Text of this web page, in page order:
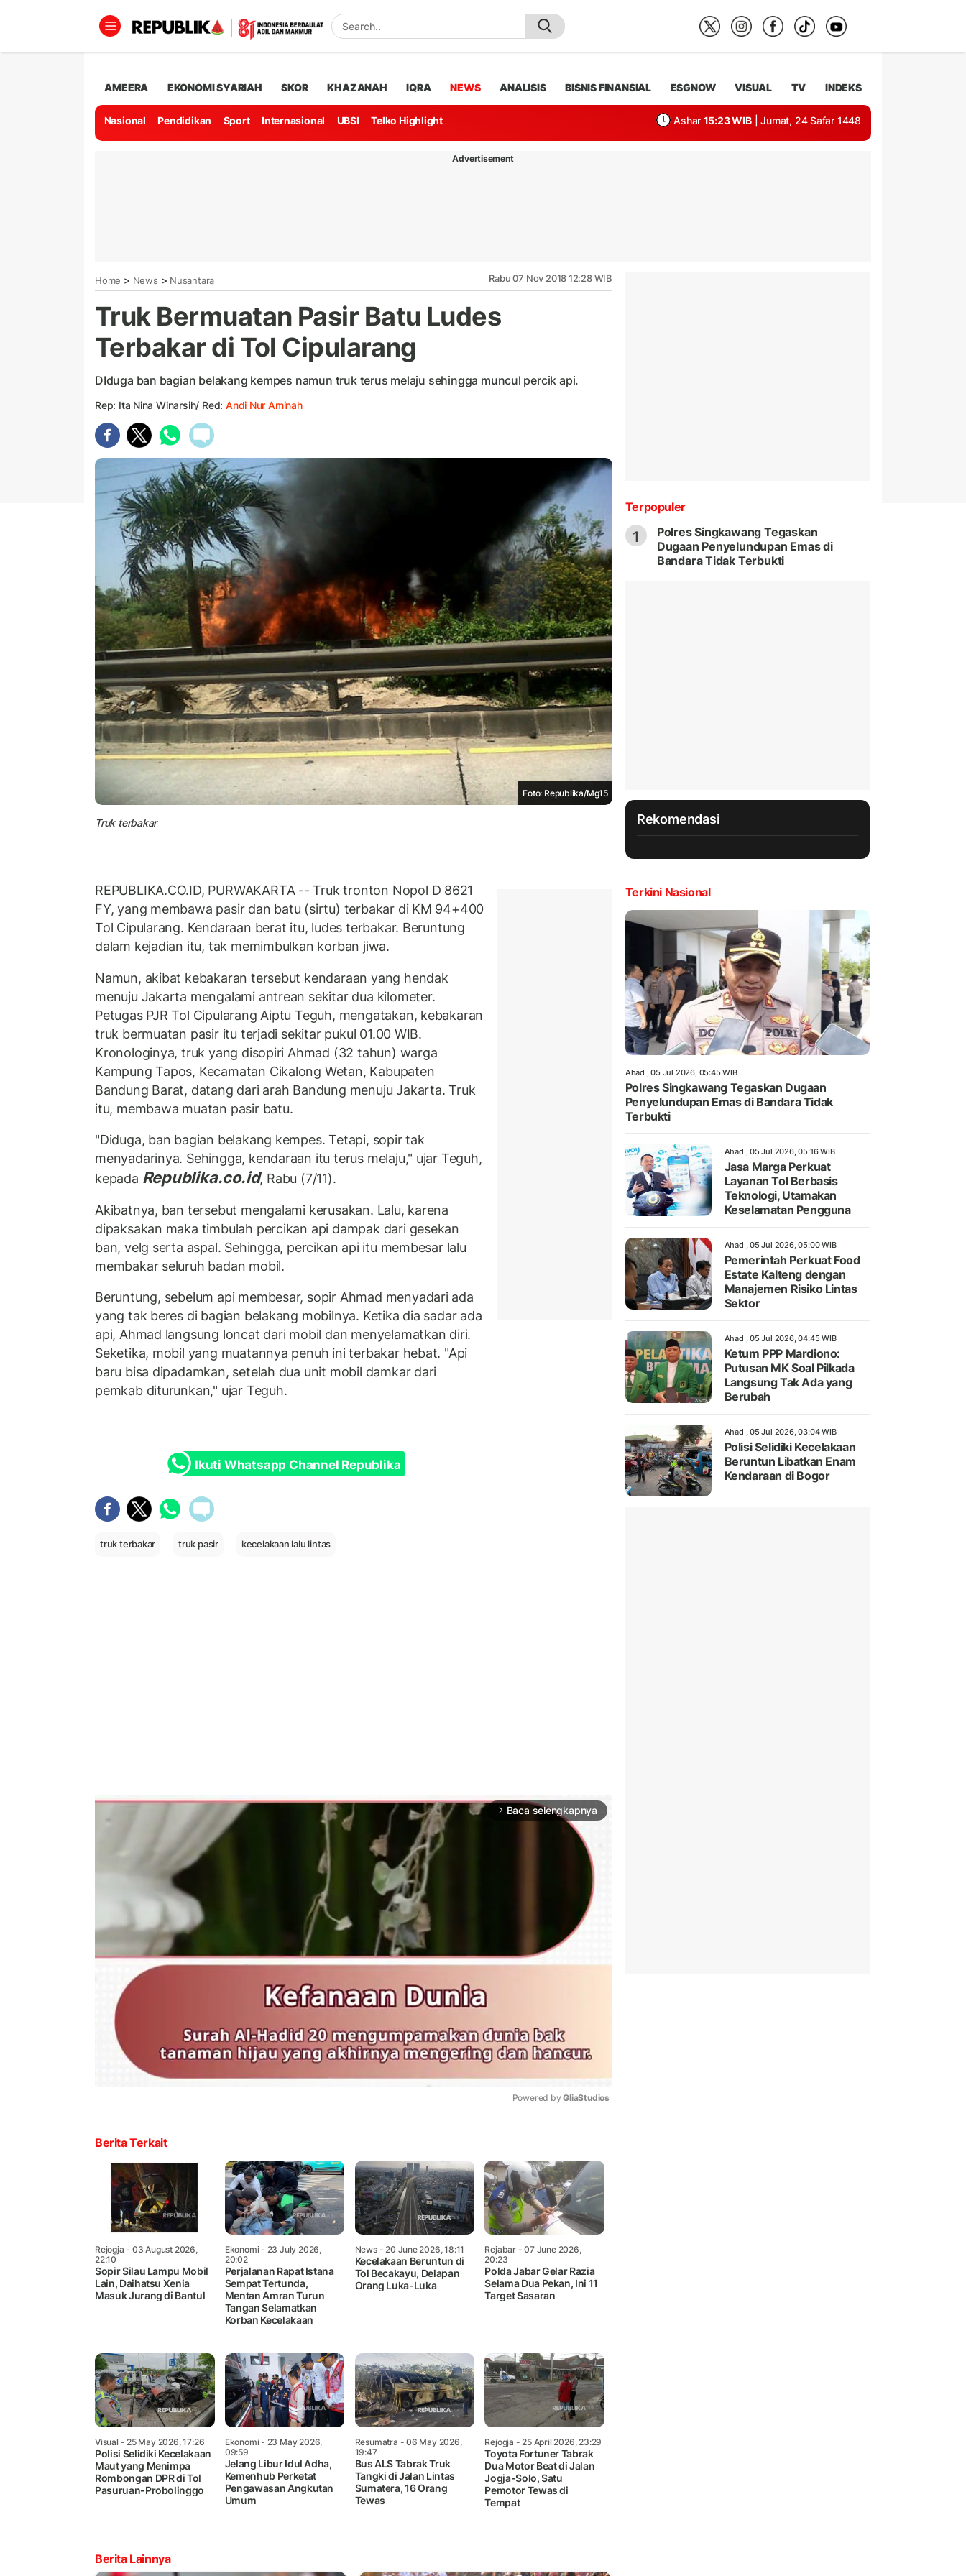
AMEERA EKONOMI SYARIAH SKOR KHAZANAH IQRA NEWS ANALISIS BISNIS FINANSIAL ESGNOW VISUAL TV INDEKS
Nasional Pendidikan Sport Internasional UBSI Telko Highlight Ashar 15:23 WIB | Jumat, 24 Safar 1448
Advertisement
Home > News > Nusantara Rabu 07 Nov 2018 12:28 WIB
Truk Bermuatan Pasir Batu Ludes
Terbakar di Tol Cipularang
DIduga ban bagian belakang kempes namun truk terus melaju sehingga muncul percik api.
Rep: Ita Nina Winarsih/ Red: Andi Nur Aminah
Foto: Republika/Mg15
Truk terbakar
REPUBLIKA.CO.ID, PURWAKARTA -- Truk tronton Nopol D 8621
FY, yang membawa pasir dan batu (sirtu) terbakar di KM 94+400
Tol Cipularang. Kendaraan berat itu, ludes terbakar. Beruntung
dalam kejadian itu, tak memimbulkan korban jiwa.
Namun, akibat kebakaran tersebut kendaraan yang hendak
menuju Jakarta mengalami antrean sekitar dua kilometer.
Petugas PJR Tol Cipularang Aiptu Teguh, mengatakan, kebakaran
truk bermuatan pasir itu terjadi sekitar pukul 01.00 WIB.
Kronologinya, truk yang disopiri Ahmad (32 tahun) warga
Kampung Tapos, Kecamatan Cikalong Wetan, Kabupaten
Bandung Barat, datang dari arah Bandung menuju Jakarta. Truk
itu, membawa muatan pasir batu.
"Diduga, ban bagian belakang kempes. Tetapi, sopir tak
menyadarinya. Sehingga, kendaraan itu terus melaju," ujar Teguh,
kepada Republika.co.id, Rabu (7/11).
Akibatnya, ban tersebut mengalami kerusakan. Lalu, karena
dipaksakan maka timbulah percikan api dampak dari gesekan
ban, velg serta aspal. Sehingga, percikan api itu membesar lalu
membakar seluruh badan mobil.
Beruntung, sebelum api membesar, sopir Ahmad menyadari ada
yang tak beres di bagian belakang mobilnya. Ketika dia sadar ada
api, Ahmad langsung loncat dari mobil dan menyelamatkan diri.
Seketika, mobil yang muatannya penuh ini terbakar hebat. "Api
baru bisa dipadamkan, setelah dua unit mobil damkar dari
pemkab diturunkan," ujar Teguh.
Ikuti Whatsapp Channel Republika
truk terbakar truk pasir kecelakaan lalu lintas
arrow_forward_ios Baca selengkapnya
Powered by GliaStudios
Berita Terkait
Rejogja - 03 August 2026,
22:10
Sopir Silau Lampu Mobil
Lain, Daihatsu Xenia
Masuk Jurang di Bantul
Ekonomi- 23 July 2026,
20:02
Perjalanan Rapat Istana
Sempat Tertunda,
Mentan Amran Turun
Tangan Selamatkan
Korban Kecelakaan
News- 20 June 2026, 18:11
Kecelakaan Beruntun di
Tol Becakayu, Delapan
Orang Luka-Luka
Rejabar- 07 June 2026,
20:23
Polda Jabar Gelar Razia
Selama Dua Pekan, Ini 11
Target Sasaran
Visual - 25 May 2026, 17:26
Polisi Selidiki Kecelakaan
Maut yang Menimpa
Rombongan DPR di Tol
Pasuruan-Probolinggo
Ekonomi- 23 May 2026,
09:59
Jelang Libur Idul Adha,
Kemenhub Perketat
Pengawasan Angkutan
Umum
Resumatra - 06 May 2026,
19:47
Bus ALS Tabrak Truk
Tangki di Jalan Lintas
Sumatera, 16 Orang
Tewas
Rejogja - 25 April 2026, 23:29
Toyota Fortuner Tabrak
Dua Motor Beat di Jalan
Jogja-Solo, Satu
Pemotor Tewas di
Tempat
Berita Lainnya
Terpopuler
1
Polres Singkawang Tegaskan
Dugaan Penyelundupan Emas di
Bandara Tidak Terbukti
Rekomendasi
Terkini Nasional
Ahad , 05 Jul 2026, 05:45 WIB
Polres Singkawang Tegaskan Dugaan
Penyelundupan Emas di Bandara Tidak
Terbukti
Ahad , 05 Jul 2026, 05:16 WIB
Jasa Marga Perkuat
Layanan Tol Berbasis
Teknologi, Utamakan
Keselamatan Pengguna
Ahad , 05 Jul 2026, 05:00 WIB
Pemerintah Perkuat Food
Estate Kalteng dengan
Manajemen Risiko Lintas
Sektor
Ahad , 05 Jul 2026, 04:45 WIB
Ketum PPP Mardiono:
Putusan MK Soal Pilkada
Langsung Tak Ada yang
Berubah
Ahad , 05 Jul 2026, 03:04 WIB
Polisi Selidiki Kecelakaan
Beruntun Libatkan Enam
Kendaraan di Bogor